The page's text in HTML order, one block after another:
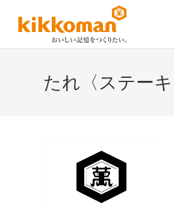
たれ〈ステーキ